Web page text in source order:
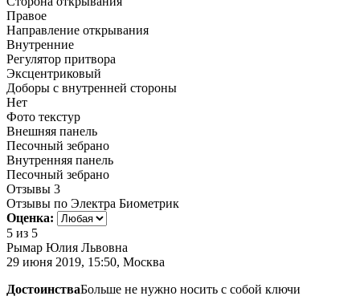
Правое
Направление открывания
Внутренние
Регулятор притвора
Эксцентриковый
Доборы с внутренней стороны
Нет
Фото текстур
Внешняя панель
Песочный зебрано
Внутренняя панель
Песочный зебрано
Отзывы 3
Отзывы по Электра Биометрик
Оценка:
5 из 5
Рымар Юлия Львовна
29 июня 2019, 15:50, Москва
ДостоинстваБольше не нужно носить с собой ключи